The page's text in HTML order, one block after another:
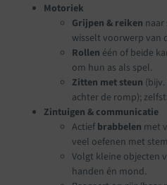
Motoriek
Grijpen & reiken
wisselt voorwerp van
Rollen één of beide
om hun as als spel.
Zitten met steun
achter de romp);
Zintuigen & communicatie
Actief brabbelen met
veel oefenen met
Volgt kleine objecten
handen én mond.